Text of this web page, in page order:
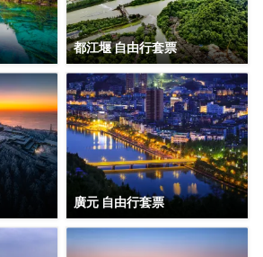
都江堰 自由行套票
廣元 自由行套票